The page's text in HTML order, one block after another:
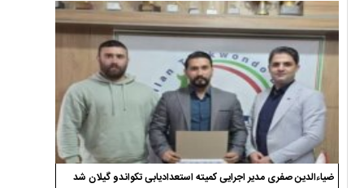
ضیاءالدین صفری مدیر اجرایی کمیته استعدادیابی تکواندو گیلان شد